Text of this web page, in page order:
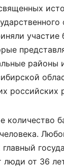
участие
районы
российских
количество
люди от 36